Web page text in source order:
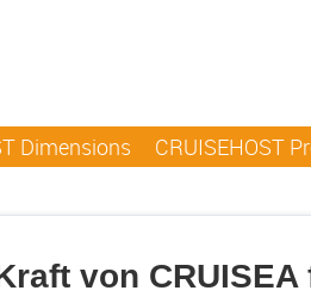
Dimensions CRUISEHOST
von